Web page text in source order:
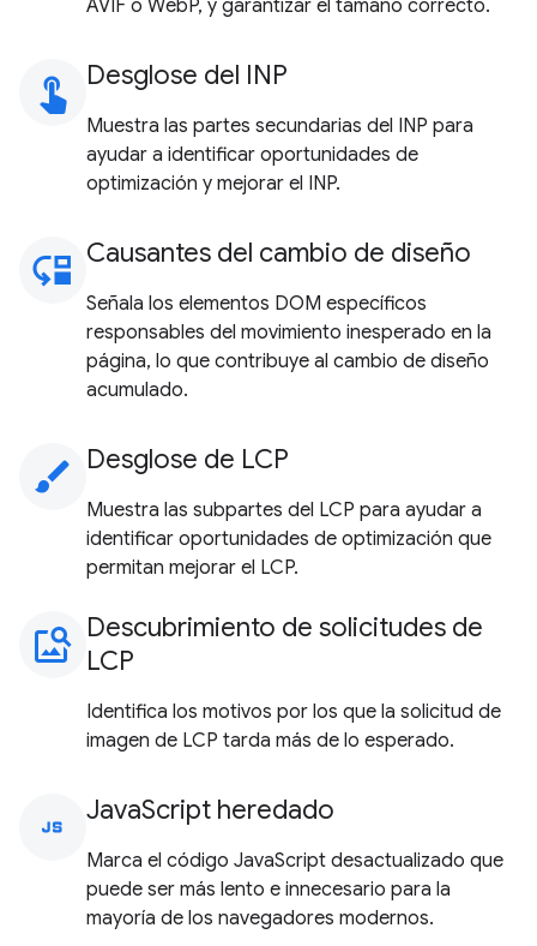
AVIF o WebP, y garantizar el tamaño correcto.
touch_app Desglose del INP
Muestra las partes secundarias del INP para
ayudar a identificar oportunidades de
optimización y mejorar el INP.
move_down Causantes del cambio de diseño
Señala los elementos DOM específicos
responsables del movimiento inesperado en la
página, lo que contribuye al cambio de diseño
acumulado.
brush Desglose de LCP
Muestra las subpartes del LCP para ayudar a
identificar oportunidades de optimización que
permitan mejorar el LCP.
image_search Descubrimiento de solicitudes de
LCP
Identifica los motivos por los que la solicitud de
imagen de LCP tarda más de lo esperado.
javascript JavaScript heredado
Marca el código JavaScript desactualizado que
puede ser más lento e innecesario para la
mayoría de los navegadores modernos.